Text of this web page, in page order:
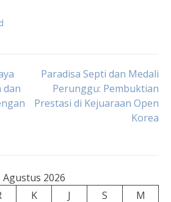
dan
Paradisa Septi dan Medali
Perunggu: Pembuktian
Prestasi di Kejuaraan Open
Korea
Agustus 2026
K J S M